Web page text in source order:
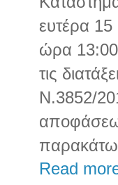
ευτέρα 15
ώρα
τις
Ν.3852/
Read